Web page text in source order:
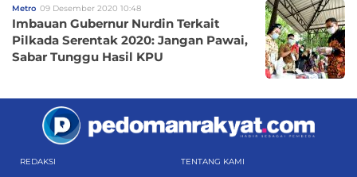
Metro 09 Desember 2020 10:48
Imbauan Gubernur Nurdin Terkait
Pilkada Serentak 2020: Jangan Pawai,
Sabar Tunggu Hasil KPU
REDAKSI TENTANG KAMI